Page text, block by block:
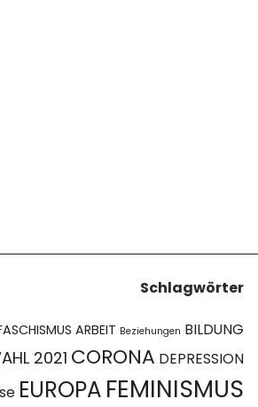
Schlagwörter
ARBEIT Beziehungen BILDUNG
2021 CORONA DEPRESSION
EUROPA FEMINISMUS